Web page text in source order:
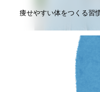
痩せやすい体をつくる習